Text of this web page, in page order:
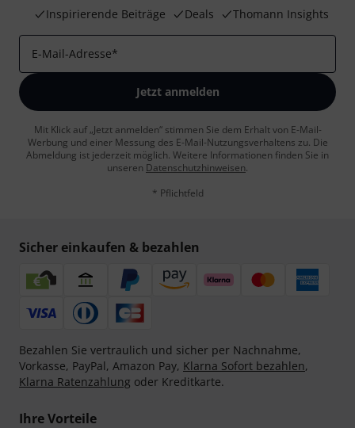
Inspirierende Beiträge
Deals Thomann Insights
E-Mail-Adresse*
Jetzt anmelden
Mit Klick auf „Jetzt anmelden“ stimmen Sie dem Erhalt von E-Mail-
Werbung und einer Messung des E-Mail-Nutzungsverhaltens zu. Die
Abmeldung ist jederzeit möglich. Weitere Informationen finden Sie in
unseren Datenschutzhinweisen.
* Pflichtfeld
Sicher einkaufen & bezahlen
Bezahlen Sie vertraulich und sicher per Nachnahme,
Vorkasse, PayPal, Amazon Pay, Klarna Sofort bezahlen,
Klarna Ratenzahlung oder Kreditkarte.
Ihre Vorteile